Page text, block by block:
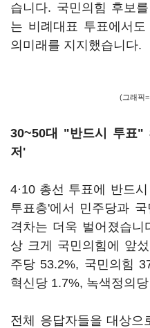
습니다. 국민의힘 후보
는 비례대표 투표에서
의미래를 지지했습니다.
(그래픽
30~50대 "반드시 투표"
저'
4·10 총선 투표에 반드
투표층'에서 민주당과
격차는 더욱 벌어졌습니
상 크게 국민의힘에 앞
주당 53.2%, 국민의힘
혁신당 1.7%, 녹색정의
전체 응답자들을 대상